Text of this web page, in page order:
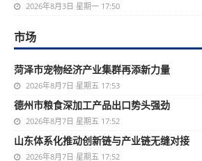
2026年8月3日 星期一 17:50
市场
菏泽市宠物经济产业集群再添新力量
2026年8月7日 星期五 17:53
德州市粮食深加工产品出口势头强劲
2026年8月7日 星期五 17:52
山东体系化推动创新链与产业链无缝对接
2026年8月7日 星期五 17:52